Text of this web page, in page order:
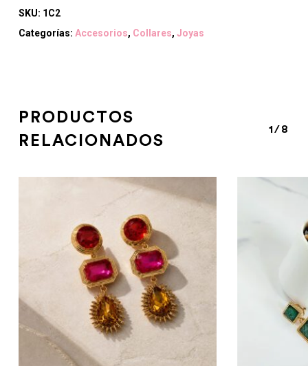
SKU: 1C2
Categorías: Accesorios, Collares, Joyas
PRODUCTOS
RELACIONADOS
1/8